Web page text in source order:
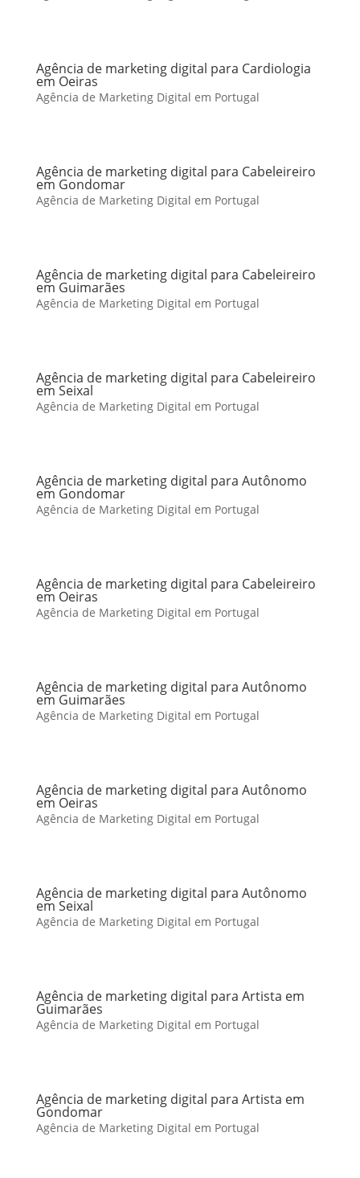
Agência de marketing digital para Cardiologia
em Oeiras
Agência de Marketing Digital em Portugal
Agência de marketing digital para Cabeleireiro
em Gondomar
Agência de Marketing Digital em Portugal
Agência de marketing digital para Cabeleireiro
em Guimarães
Agência de Marketing Digital em Portugal
Agência de marketing digital para Cabeleireiro
em Seixal
Agência de Marketing Digital em Portugal
Agência de marketing digital para Autônomo
em Gondomar
Agência de Marketing Digital em Portugal
Agência de marketing digital para Cabeleireiro
em Oeiras
Agência de Marketing Digital em Portugal
Agência de marketing digital para Autônomo
em Guimarães
Agência de Marketing Digital em Portugal
Agência de marketing digital para Autônomo
em Oeiras
Agência de Marketing Digital em Portugal
Agência de marketing digital para Autônomo
em Seixal
Agência de Marketing Digital em Portugal
Agência de marketing digital para Artista em
Guimarães
Agência de Marketing Digital em Portugal
Agência de marketing digital para Artista em
Gondomar
Agência de Marketing Digital em Portugal